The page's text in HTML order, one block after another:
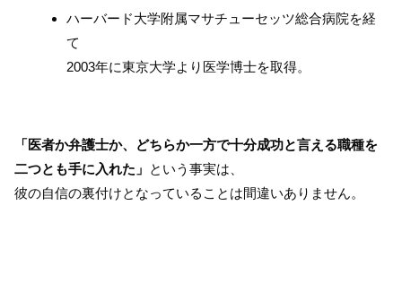
ハーバード大学附属マサチューセッツ総合病院を経
て
2003年に東京大学より医学博士を取得。
「医者か弁護士か、どちらか一方で十分成功と言える職種を
二つとも手に入れた」 という事実は、
彼の自信の裏付けとなっていることは間違いありません。